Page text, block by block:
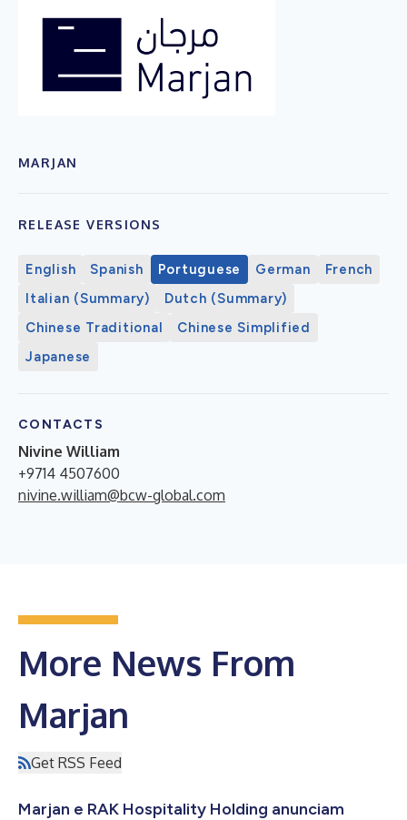
MARJAN
RELEASE VERSIONS
English Spanish Portuguese German
French
Italian (Summary)
Dutch (Summary)
Chinese Traditional
Chinese Simplified
Japanese
CONTACTS
Nivine William
+9714 4507600
nivine.william@bcw-global.com
More News From
Marjan
Get RSS Feed
Marjan e RAK Hospitality Holding anunciam